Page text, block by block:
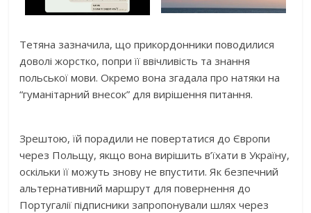
Тетяна зазначила, що прикордонники поводилися
доволі жорстко, попри її ввічливість та знання
польської мови. Окремо вона згадала про натяки на
“гуманітарний внесок” для вирішення питання.
Зрештою, їй порадили не повертатися до Європи
через Польщу, якщо вона вирішить в’їхати в Україну,
оскільки її можуть знову не впустити. Як безпечний
альтернативний маршрут для повернення до
Португалії підписники запропонували шлях через